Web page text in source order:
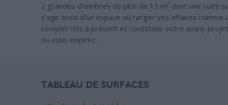
2 grandes chambres de plus de 15 m² dont une suite
s’agir aussi d’un espace où ranger vos affaires
complet dés à présent et constituer votre avant-
ou vous inspirez.
TABLEAU DE SURFACES